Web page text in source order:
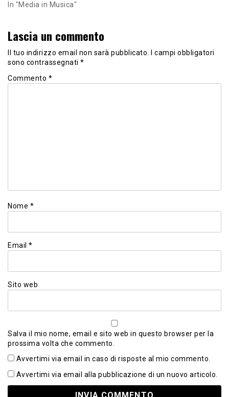
In "Media in Musica"
Lascia un commento
Il tuo indirizzo email non sarà pubblicato.
I campi obbligatori
sono contrassegnati *
Commento *
Nome *
Email *
Sito web
Salva il mio nome, email e sito web in questo browser per la
prossima volta che commento.
Avvertimi via email in caso di risposte al mio commento.
Avvertimi via email alla pubblicazione di un nuovo articolo.